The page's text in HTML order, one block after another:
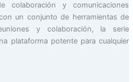
colaboración y comunicaciones
un conjunto de herramientas de
y colaboración, la serie
plataforma potente para cualquier